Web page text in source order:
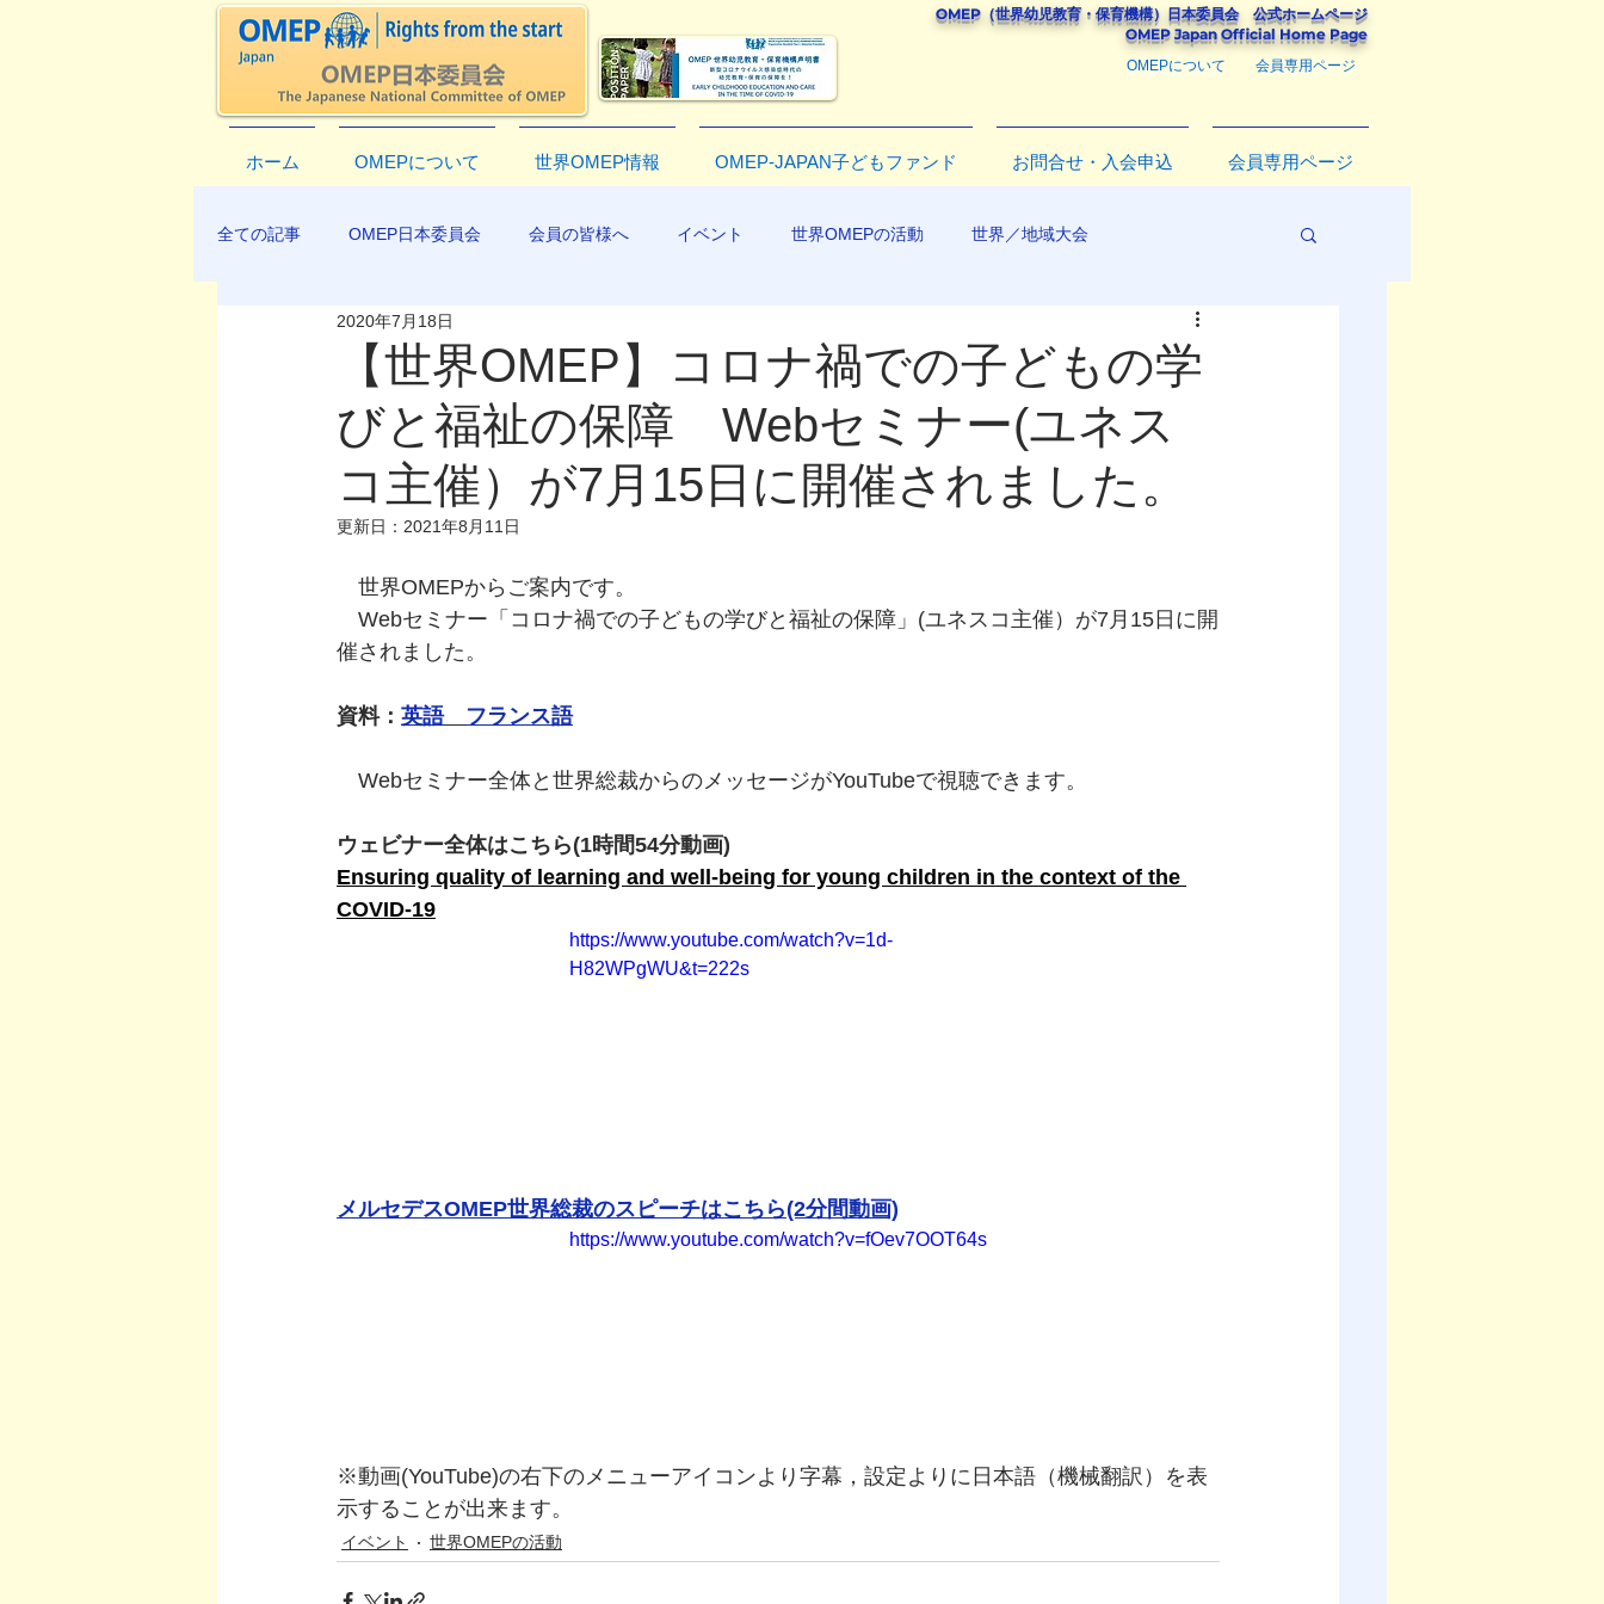
OMEP（世界幼児教育・保育機構） 日本委員会公式ホームページ
​OMEP Japan Official Home Page
OMEPについて 会員専用ページ
ホーム OMEPについて 世界OMEP情報 OMEP-JAPAN子どもファンド お問合せ・入会申込 会員専用ページ
全ての記事 OMEP日本委員会 会員の皆様へ イベント 世界OMEPの活動 世界／地域大会
EXCO-COMMUNICATION
【世界OMEP】コロナ禍での子どもの学
びと福祉の保障 Webセミナー(ユネス
コ主催）が7月15日に開催されました。
2020年7月18日
更新日： 2021年8月11日
世界OMEPからご案内です。
Webセミナー「コロナ禍での子どもの学びと福祉の保障」(ユネスコ主催）が7月15日に開
催されました。
資料： 英語 フランス語
Webセミナー全体と世界総裁からのメッセージがYouTubeで視聴できます。
ウェビナー全体はこちら(1時間54分動画)
Ensuring quality of learning and well-being for young children in the context of the
COVID-19
https://www.youtube.com/watch?v=1d-
H82WPgWU&t=222s
メルセデスOMEP世界総裁のスピーチはこちら(2分間動画)
https://www.youtube.com/watch?v=fOev7OOT64s
※動画(YouTube)の右下のメニューアイコンより字幕，設定よりに日本語（機械翻訳）を表
示することが出来ます。
イベント 世界OMEPの活動